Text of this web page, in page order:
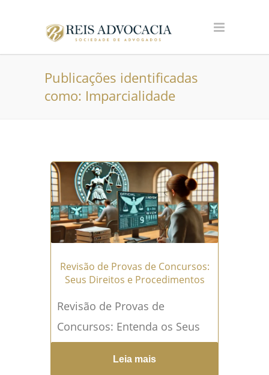
Publicações identificadas
como: Imparcialidade
Revisão de Provas de Concursos:
Seus Direitos e Procedimentos
Revisão de Provas de
Concursos: Entenda os Seus
Direitos e Como Proceder A
revisão de provas de
Leia mais